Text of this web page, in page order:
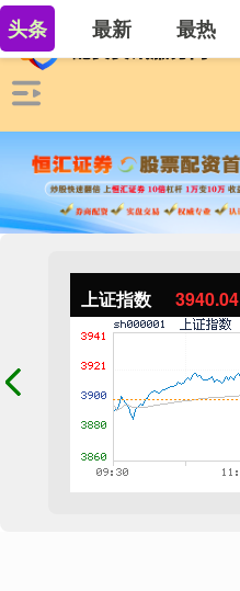
上证指数 3940.04
头条 最新 最热